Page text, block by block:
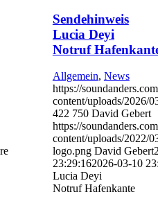
Sendehinweis
Lucia Deyi
Notruf
Allgemein, News
https://
content/uploads/2026/
422 750 David Gebert
https://
content/uploads/2022/
logo.png David Gebert
23:29:162026-03-10
Lucia Deyi
Notruf Hafenkante